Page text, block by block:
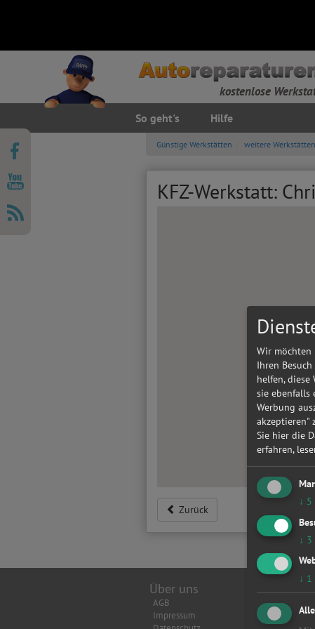
kostenlose
So geht's Hilfe
Günstige Werkstätten weitere Werkstätten
KFZ-Werkstatt:
Zurück
Über uns
AGB
Impressum
Top
Wir möchten
Ihren
helfen, diese
sie ebenfalls
Werbung
akzeptieren"
Sie hier die
erfahren,
↓ 5
↓ 3
↓ 1